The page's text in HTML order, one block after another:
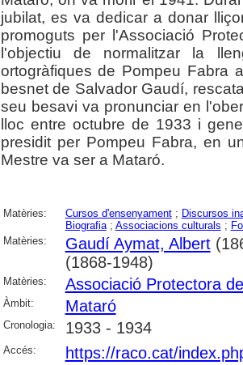
jubilat, es va dedicar a donar
promoguts per l'Associació
l'objectiu de normalitzar la
ortogràfiques de Pompeu Fabra
besnet de Salvador Gaudí,
seu besavi va pronunciar en
lloc entre octubre de 1933 i
presidit per Pompeu Fabra, en
Mestre va ser a Mataró.
Matèries: Cursos d'ensenyament; Discursos
Biografia; Associacions culturals ;
Matèries:
Gaudí Aymat, Albert
(1868-1948)
Matèries: Associació Protectora
Àmbit: Mataró
Cronologia: 1933 - 1934
Accés: https://raco.cat/